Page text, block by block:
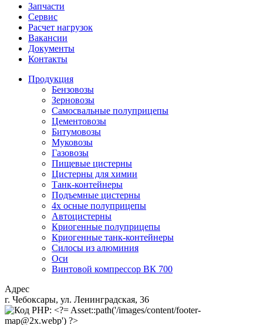
Запчасти
Сервис
Расчет нагрузок
Вакансии
Документы
Контакты
Продукция
Бензовозы
Зерновозы
Самосвальные полуприцепы
Цементовозы
Битумовозы
Муковозы
Газовозы
Пищевые цистерны
Цистерны для химии
Танк-контейнеры
Подъемные цистерны
4х осные полуприцепы
Автоцистерны
Криогенные полуприцепы
Криогенные танк-контейнеры
Силосы из алюминия
Оси
Винтовой компрессор ВК 700
Адрес
г. Чебоксары, ул. Ленинградская, 36